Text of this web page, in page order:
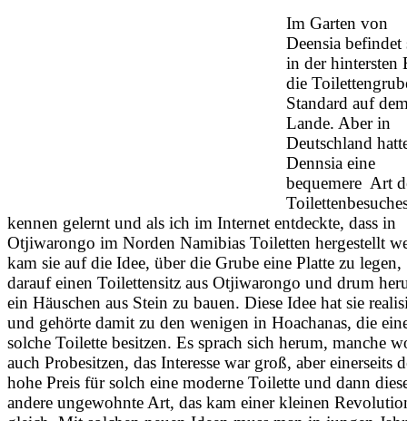
Im Garten von
Deensia befindet
in der hintersten
die
Standard auf
Lande. Aber in
Deutschland
Dennsia eine
bequemere Art
kennen gelernt und als ich im Internet entdeckte, dass in
Otjiwarongo im Norden Namibias Toiletten hergestellt
kam sie auf die Idee, über die Grube eine Platte zu legen,
darauf einen Toilettensitz aus Otjiwarongo und drum
ein Häuschen aus Stein zu bauen. Diese Idee hat sie
und gehörte damit zu den wenigen in Hoachanas, die
solche Toilette besitzen. Es sprach sich herum, manche
auch Probesitzen, das Interesse war groß, aber einerseits
hohe Preis für solch eine moderne Toilette und dann
andere ungewohnte Art, das kam einer kleinen